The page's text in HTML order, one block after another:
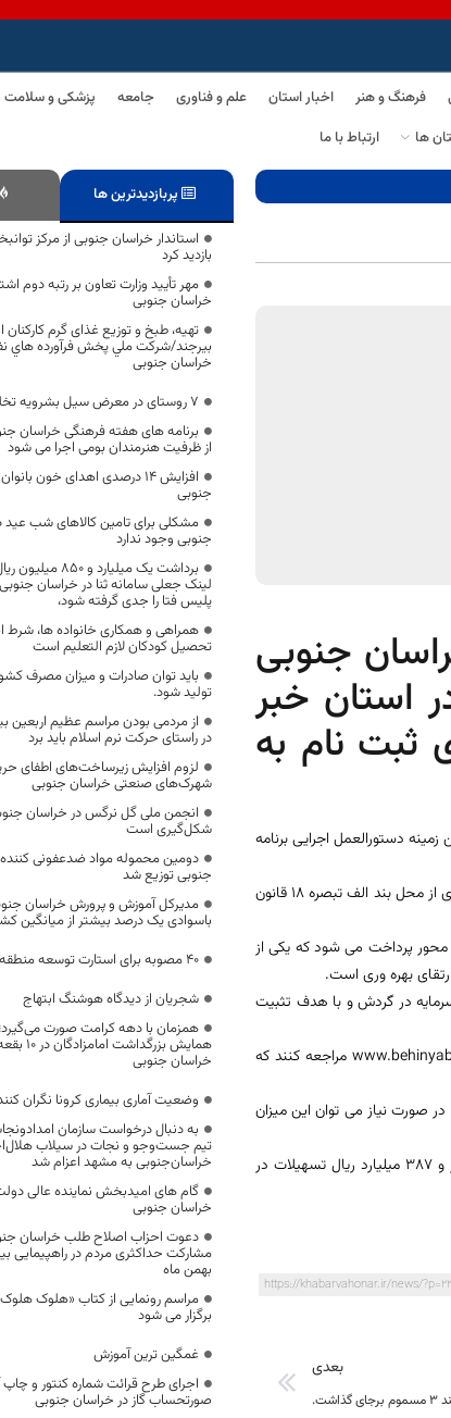
فرهنگ و هنر اخبار استان علم و فناوری جامعه پزشکی و سلامت
ها
ارتباط با ما
جنوبی
استان خبر
ثبت نام به
دستورالعمل اجرایی برنامه
وی گفت: در راستای حمایت از واحدهای تولیدی و صنعتی علاوه بر تسهیلات رونق تولید، تسهیلات جدیدی از محل بند الف تبصره 18 قانون
پرداخت می شود که یکی از
بهره وری است.
در گردش و با هدف تثبیت
شهرکی گفت: متقاضیان برای بهره مندی از تسهیلات رونق تولید باید به سامانه بهین یاب به نشانی www.behinyab.ir مراجعه کنند که
امسال 2 هزار و 210 میلیارد ریال است که در صورت نیاز می توان این میزان
رئیس سازمان صنعت، معدن و تجارت خراسان جنوبی افزود: پارسال به 301 واحد و طرح تولیدی یکهزار و 387 میلیارد ریال تسهیلات در
https://khabarvahonar.ir/news/
بعدی
پربازدیدترین ها
استاندار خراسان جنوبی از مرکز
بازدید کرد
مهر تأیید وزارت تعاون بر رتبه دوم
خراسان جنوبی
تهیه، طبخ و توزیع غذای گرم کارکنان
بیرجند/شركت ملي پخش فرآورده هاي
خراسان جنوبی
7 روستای در معرض سیل بشرویه تخلیه شدند
برنامه های هفته فرهنگی خراسان
از ظرفیت هنرمندان بومی اجرا می شود
افزایش 14 درصدی اهدای خون
جنوبی
مشکلی برای تامین کالاهای شب عید
جنوبی وجود ندارد
برداشت یک میلیارد و
لینک جعلی سامانه ثنا در خراسان
پلیس فتا را جدی گرفته شود،
همراهی و همکاری خانواده ها، شرط
تحصیل کودکان لازم التعلیم است
باید توان صادرات و میزان مصرف
تولید شود.
از مردمی بودن مراسم عظیم اربعین
در راستای حرکت نرم اسلام باید برد
لزوم افزایش زیرساخت‌های اطفای
شهرک‌های صنعتی خراسان جنوبی
انجمن ملی گل نرگس در خراسان
شکل‌گیری است
دومین محموله مواد ضدعفونی
جنوبی توزیع شد
مدیرکل آموزش و پرورش خراسان
باسوادی یک درصد بیشتر از میانگین
40 مصوبه برای استارت توسعه منطقه زیرکوه
شجریان از دیدگاه هوشنگ ابتهاج
همزمان با دهه کرامت صورت می‌گیرد؛
همایش
خراسان جنوبی
وضعیت آماری بیماری کرونا نگران
به دنبال درخواست سازمان
تیم جست‌وجو و نجات در سیلاب
خراسان‌جنوبی به مشهد اعزام شد
گام های امیدبخش نماینده عالی
خراسان جنوبی
دعوت احزاب اصلاح طلب خراسان
مشارکت حداکثری مردم در راهپیمایی
بهمن ماه
مراسم رونمایی از کتاب «هلوک
برگزار می شود
غمگین ترین آموزش
اجرای طرح قرائت شماره كنتور و چاپ
صورتحساب گاز در خراسان جنوبی